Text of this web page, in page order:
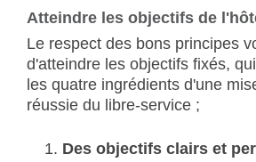
Atteindre les objectifs de
Le respect des bons principes
d'atteindre les objectifs fixés,
les quatre ingrédients d'une
réussie du libre-service ;
Des objectifs clairs et